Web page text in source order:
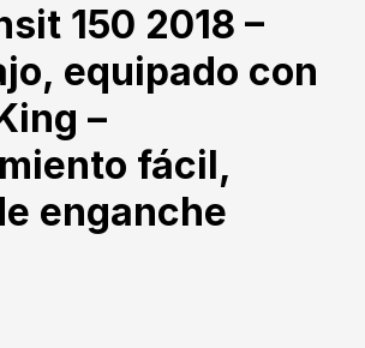
150 2018 –
equipado con
–
fácil,
enganche